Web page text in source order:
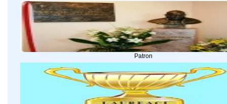
Patron